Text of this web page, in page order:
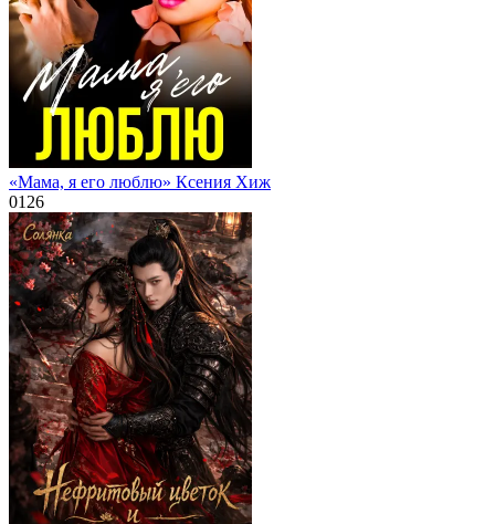
«Мама, я его люблю» Ксения Хиж
0126